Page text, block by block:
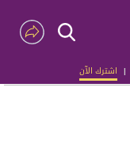
| اشترك الآن